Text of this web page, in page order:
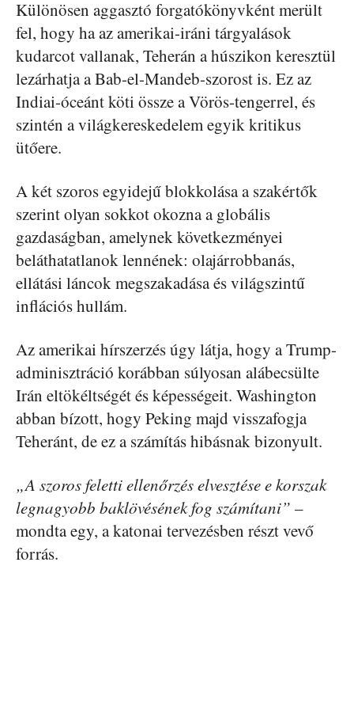
Különösen aggasztó forgatókönyvként merült
fel, hogy ha az amerikai-iráni tárgyalások
kudarcot vallanak, Teherán a húszikon keresztül
lezárhatja a Bab-el-Mandeb-szorost is. Ez az
Indiai-óceánt köti össze a Vörös-tengerrel, és
szintén a világkereskedelem egyik kritikus
ütőere.
A két szoros egyidejű blokkolása a szakértők
szerint olyan sokkot okozna a globális
gazdaságban, amelynek következményei
beláthatatlanok lennének: olajárrobbanás,
ellátási láncok megszakadása és világszintű
inflációs hullám.
Az amerikai hírszerzés úgy látja, hogy a Trump-
adminisztráció korábban súlyosan alábecsülte
Irán eltökéltségét és képességeit. Washington
abban bízott, hogy Peking majd visszafogja
Teheránt, de ez a számítás hibásnak bizonyult.
„A szoros feletti ellenőrzés elvesztése e korszak
legnagyobb baklövésének fog számítani” –
mondta egy, a katonai tervezésben részt vevő
forrás.